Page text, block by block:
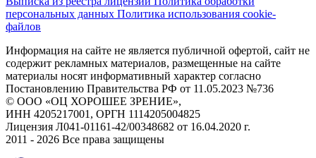
персональных данных Политика использования cookie-
файлов
Информация на сайте не является публичной офертой, сайт не
содержит рекламных материалов, размещенные на сайте
материалы носят информативный характер согласно
Постановлению Правительства РФ от 11.05.2023 №736
© ООО «ОЦ ХОРОШЕЕ ЗРЕНИЕ»,
ИНН 4205217001, ОРГН 1114205004825
Лицензия Л041-01161-42/00348682 от 16.04.2020 г.
2011 - 2026 Все права защищены